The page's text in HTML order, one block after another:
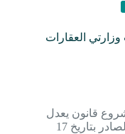
العقارات
قانون يعدل
ويلغي بعض أحكام القانون رقم 2024-003 الصادر بتاريخ 17